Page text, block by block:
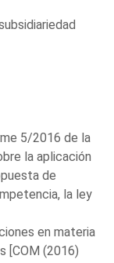
5/2016 de la
la aplicación
de
la ley
en materia
[COM (2016)